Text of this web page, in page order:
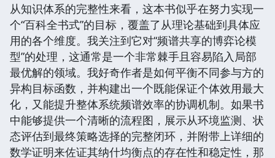
从知识体系的完整性来看，这本书似乎在努力实现一
个“百科全书式”的目标，覆盖了从理论基础到具体应
用的各个维度。我关注到它对“频谱共享的博弈论模
型”的处理，这通常是一个非常棘手且容易陷入局部
最优解的领域。我好奇作者是如何平衡不同参与方的
异构目标函数，并构建出一个既能保证个体效用最大
化，又能提升整体系统频谱效率的协调机制。如果书
中能够提供一个清晰的流程图，展示从环境监测、状
态评估到最终策略选择的完整闭环，并附带上详细的
数学证明来佐证其纳什均衡点的存在性和稳定性，那